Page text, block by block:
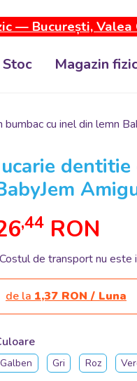
— București, Valea
Magazin
bumbac cu inel din lemn
,44 RON
de transport nu este
de la 1,37 RON / Luna
Galben Gri Roz